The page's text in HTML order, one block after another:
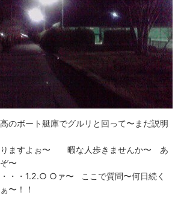
のボート艇庫でグルリと回って〜まだ説明
りますよぉ〜 暇な人歩きませんか〜 あ
〜
・・1.2.○ ○ァ〜 ここで質問〜何日続く
〜！！